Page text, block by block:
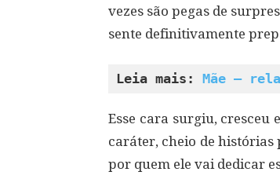
vezes são pegas de
sente definitivamente
Leia mais: Mãe –
Esse cara surgiu, cresceu
caráter, cheio de
por quem ele vai dedicar